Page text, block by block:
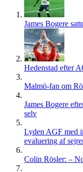
James Bogere
Hedenstad efter
Malmö-fan om
James Bogere
selv
Lyden AGF med
evaluering af
Colin Rösler: –